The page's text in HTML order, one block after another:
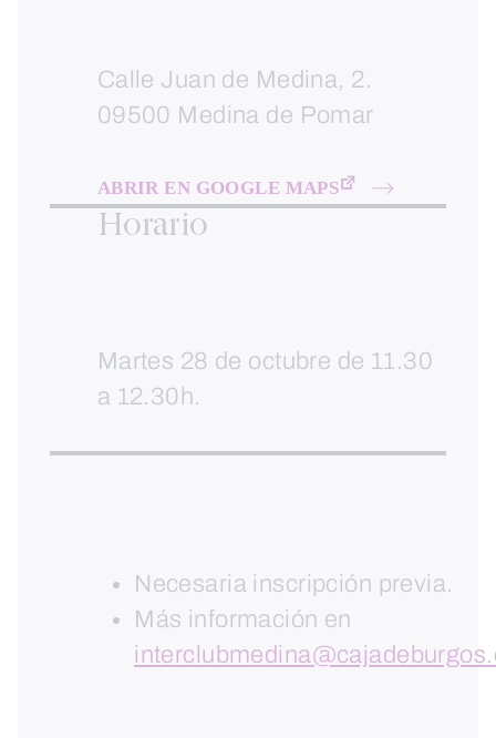
Calle Juan de Medina, 2.
09500 Medina de Pomar
ABRIR EN GOOGLE MAPS
Horario
Martes 28 de octubre de 11.30
a 12.30h.
Necesaria inscripción previa.
Más información en